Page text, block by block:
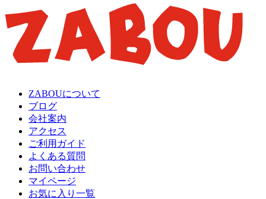
ZABOUについて
ブログ
会社案内
アクセス
ご利用ガイド
よくある質問
お問い合わせ
マイページ
お気に入り一覧